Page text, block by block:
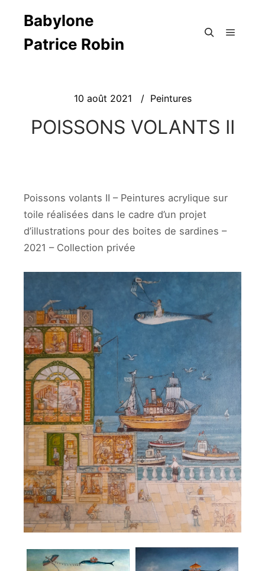
Babylone
Patrice Robin
10 août 2021 Peintures
POISSONS VOLANTS II
Poissons volants II – Peintures acrylique sur
toile réalisées dans le cadre d’un projet
d’illustrations pour des boites de sardines –
2021 – Collection privée